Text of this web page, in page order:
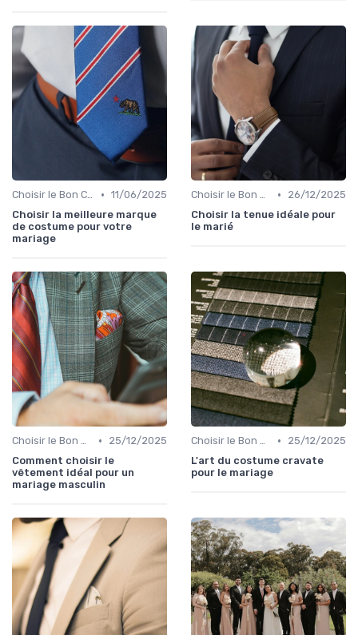
Choisir le Bon Costume • 11/06/2025
Choisir la meilleure marque
de costume pour votre
mariage
Choisir le Bon Costume •
26/12/2025
Choisir la tenue idéale pour
le marié
Choisir le Bon Costume •
25/12/2025
Comment choisir le
vêtement idéal pour un
mariage masculin
Choisir le Bon Costume •
25/12/2025
L'art du costume cravate
pour le mariage